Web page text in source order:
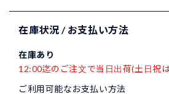
在庫状況 / お支払い方法
在庫あり
12:00迄のご注文で当日出荷(土日祝
ご利用可能なお支払い方法